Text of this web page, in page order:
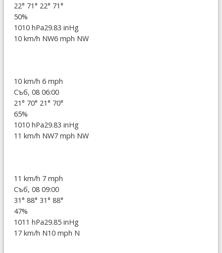
22° 71° 22° 71°
50%
1010 hPa29.83 inHg
10 km/h NW6 mph NW
10 km/h 6 mph
Съб, 08 06:00
21° 70° 21° 70°
65%
1010 hPa29.83 inHg
11 km/h NW7 mph NW
11 km/h 7 mph
Съб, 08 09:00
31° 88° 31° 88°
47%
1011 hPa29.85 inHg
17 km/h N10 mph N